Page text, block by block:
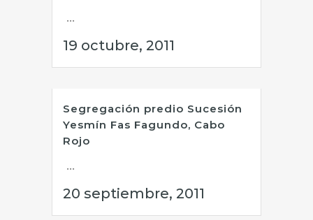
...
19 octubre, 2011
Segregación predio Sucesión
Yesmín Fas Fagundo, Cabo
Rojo
...
20 septiembre, 2011